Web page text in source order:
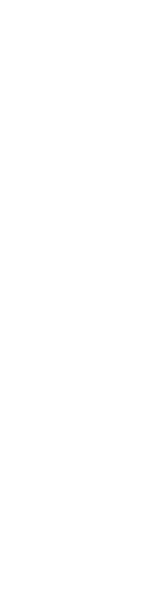
crecer tu
y eficaces
todo lo que
Si
un criterio de
el período
de tu